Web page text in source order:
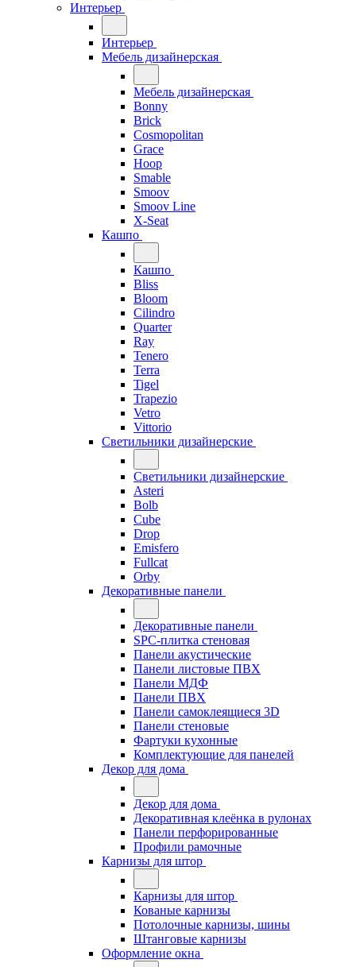
Интерьер
Интерьер
Мебель дизайнерская
Мебель дизайнерская
Bonny
Brick
Cosmopolitan
Grace
Hoop
Smable
Smoov
Smoov Line
X-Seat
Кашпо
Кашпо
Bliss
Bloom
Cilindro
Quarter
Ray
Tenero
Terra
Tigel
Trapezio
Vetro
Vittorio
Светильники дизайнерские
Светильники дизайнерские
Asteri
Bolb
Cube
Drop
Emisfero
Fullcat
Orby
Декоративные панели
Декоративные панели
SPC-плитка стеновая
Панели акустические
Панели листовые ПВХ
Панели МДФ
Панели ПВХ
Панели самоклеящиеся 3D
Панели стеновые
Фартуки кухонные
Комплектующие для панелей
Декор для дома
Декор для дома
Декоративная клеёнка в рулонах
Панели перфорированные
Профили рамочные
Карнизы для штор
Карнизы для штор
Кованые карнизы
Потолочные карнизы, шины
Штанговые карнизы
Оформление окна